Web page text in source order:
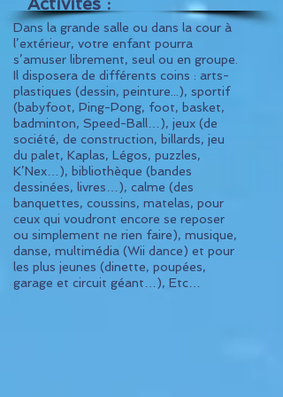
Dans la grande salle ou dans la cour à
l’extérieur, votre enfant pourra
s’amuser librement, seul ou en groupe.
Il disposera de différents coins : arts-
plastiques (dessin, peinture...), sportif
(babyfoot, Ping-Pong, foot, basket,
badminton, Speed-Ball…), jeux (de
société, de construction, billards, jeu
du palet, Kaplas, Légos, puzzles,
K’Nex…), bibliothèque (bandes
dessinées, livres…), calme (des
banquettes, coussins, matelas, pour
ceux qui voudront encore se reposer
ou simplement ne rien faire), musique,
danse, multimédia (Wii dance) et pour
les plus jeunes (dinette, poupées,
garage et circuit géant…), Etc…